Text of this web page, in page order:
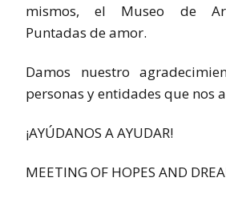
mismos, el Museo de
Puntadas de amor.
Damos nuestro
personas y entidades que nos
¡AYÚDANOS A AYUDAR!
MEETING OF HOPES AND